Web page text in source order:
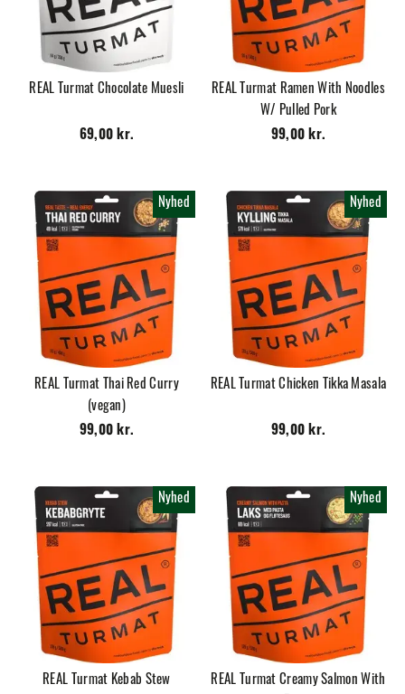
REAL Turmat Chocolate Muesli
69,00 kr.
REAL Turmat Ramen With Noodles
W/ Pulled Pork
99,00 kr.
Nyhed
REAL Turmat Thai Red Curry
(vegan)
99,00 kr.
Nyhed
REAL Turmat Chicken Tikka Masala
99,00 kr.
Nyhed
REAL Turmat Kebab Stew
Nyhed
REAL Turmat Creamy Salmon With